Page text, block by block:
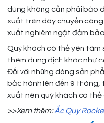
dùng không cần phải bảo
xuất trên dây chuyền công
xuất nghiêm ngặt đảm
Quý khách có thể yên tâm
thêm dung dịch khác như
Đối với những dòng sản
bảo hành lên đến 9 tháng,
xuất nên quý khách có thể
>>Xem thêm:Ắc Quy